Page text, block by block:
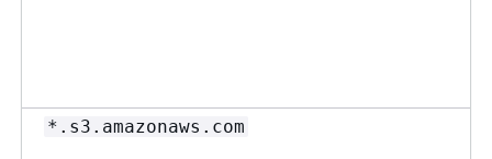
*.s3.amazonaws.com